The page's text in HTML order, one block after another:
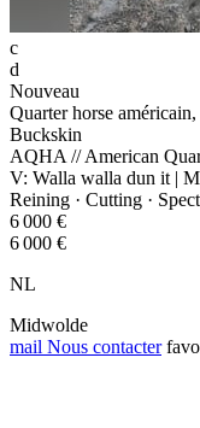
c
d
Nouveau
Quarter horse
Buckskin
AQHA // American
V: Walla walla dun it |
Reining · Cutting ·
6 000 €
6 000 €
NL
Midwolde
mail Nous contacter